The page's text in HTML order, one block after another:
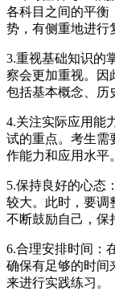
各科目之间的平衡
势，有侧重地进行
3.重视基础知识的
察会更加重视。因
包括基本概念、历
4.关注实际应用能
试的重点。考生需
作能力和应用水平。
5.保持良好的心态
较大。此时，要调
不断鼓励自己，保
6.合理安排时间：
确保有足够的时间
来进行实践练习。